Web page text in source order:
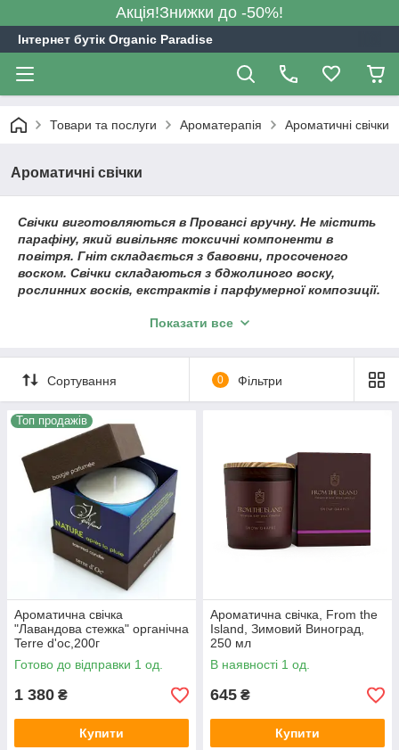
Акція!Знижки до -50%!
Інтернет бутік Organic Paradise
Товари та послуги Ароматерапія Ароматичні свічки
Ароматичні свічки
Свічки виготовляються в Провансі вручну. Не містить
парафіну, який вивільняє токсичні компоненти в
повітря. Гніт складається з бавовни, просоченого
воском. Свічки складаються з бджолиного воску,
рослинних восків, екстрактів і парфумерної композиції.
будь-який смак: фруктові, свіжі квітково-трав'яні
спецій, освіжаючі водяні аромати, прохолодні деревні
аромати. Чудовий подарунок!
Показати все
Сортування 0 Фільтри
Топ продажів
Ароматична свічка
"Лавандова стежка" органічна
Terre d'oc,200г
Готово до відправки 1 од.
1 380 ₴
Купити
Ароматична свічка, From the
Island, Зимовий Виноград,
250 мл
В наявності 1 од.
645 ₴
Купити